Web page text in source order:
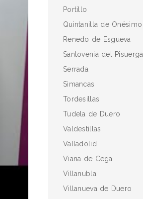
Portillo
Quintanilla de Onésimo
Renedo de Esgueva
Santovenia del Pisuerga
Serrada
Simancas
Tordesillas
Tudela de Duero
Valdestillas
Valladolid
Viana de Cega
Villanubla
Villanueva de Duero